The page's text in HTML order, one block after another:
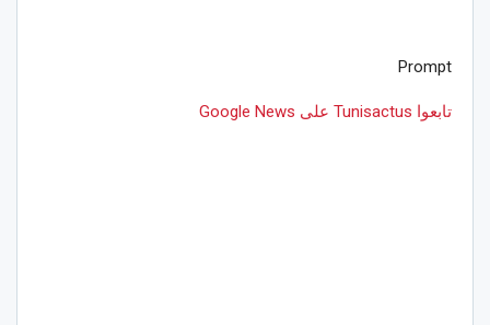
Prompt
تابعوا Tunisactus على Google News